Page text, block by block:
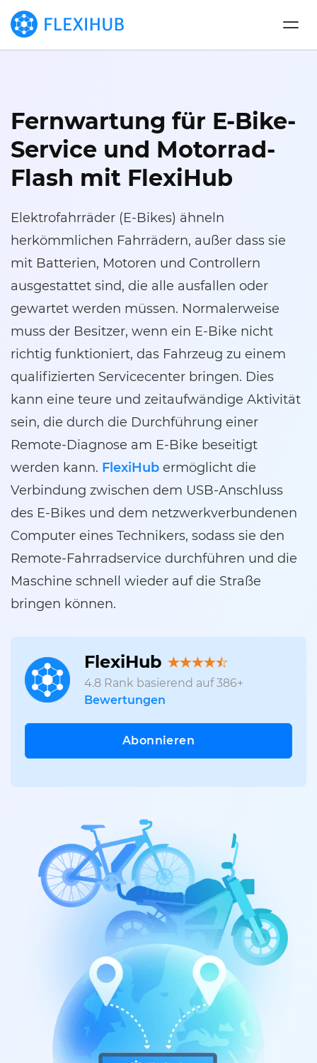
Fernwartung für E-Bike-
Service und Motorrad-
Flash mit FlexiHub
Elektrofahrräder (E-Bikes) ähneln
herkömmlichen Fahrrädern, außer dass sie
mit Batterien, Motoren und Controllern
ausgestattet sind, die alle ausfallen oder
gewartet werden müssen. Normalerweise
muss der Besitzer, wenn ein E-Bike nicht
richtig funktioniert, das Fahrzeug zu einem
qualifizierten Servicecenter bringen. Dies
kann eine teure und zeitaufwändige Aktivität
sein, die durch die Durchführung einer
Remote-Diagnose am E-Bike beseitigt
werden kann. FlexiHub ermöglicht die
Verbindung zwischen dem USB-Anschluss
des E-Bikes und dem netzwerkverbundenen
Computer eines Technikers, sodass sie den
Remote-Fahrradservice durchführen und die
Maschine schnell wieder auf die Straße
bringen können.
FlexiHub
4.8 Rank basierend auf386+
Bewertungen
Abonnieren